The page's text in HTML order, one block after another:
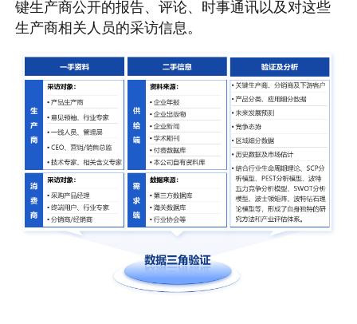
键生产商公开的报告、评论、时事通讯以及对这些
生产商相关人员的采访信息。